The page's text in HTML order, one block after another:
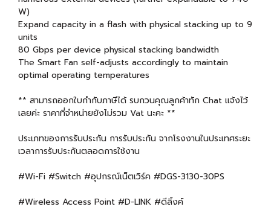
W)
Expand capacity in a flash with physical stacking up to 9
units
80 Gbps per device physical stacking bandwidth
The Smart Fan self-adjusts accordingly to maintain
optimal operating temperatures
** สามารถออกใบกำกับภาษีได้ รบกวนคุณลูกค้าทัก Chat แจ้งไว้
เลยค่ะ ราคาที่จำหน่ายยังไม่รวม Vat นะคะ **
ประเภทของการรับประกัน การรับประกัน จากโรงงานในประเทศระยะ
เวลาการรับประกันตลอดการใช้งาน
#Wi-Fi #Switch #อุปกรณ์เน็ตเวิร์ค #DGS-3130-30PS
#Wireless Access Point #D-LINK #ดีลิ้งค์